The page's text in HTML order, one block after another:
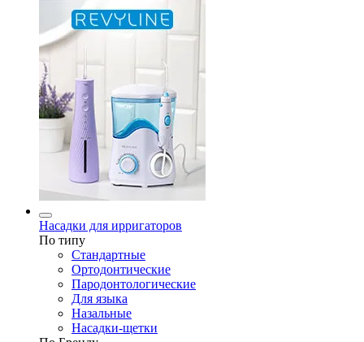
Насадки для ирригаторов
По типу
Стандартные
Ортодонтические
Пародонтологические
Для языка
Назальные
Насадки-щетки